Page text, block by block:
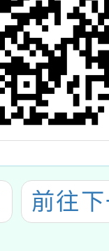
前往